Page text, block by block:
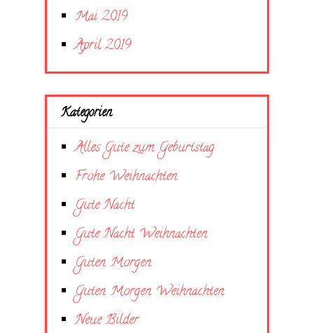
Mai 2019
April 2019
Kategorien
Alles Gute zum Geburtstag
Frohe Weihnachten
Gute Nacht
Gute Nacht Weihnachten
Guten Morgen
Guten Morgen Weihnachten
Neue Bilder